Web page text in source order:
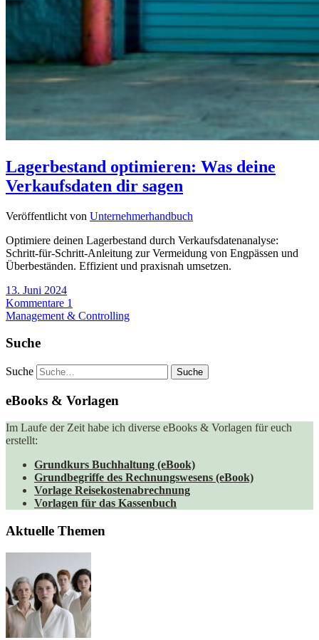
Lagerbestand optimieren: Was deine
Verkaufsdaten dir sagen
Veröffentlicht von Unternehmerhandbuch
Optimiere deinen Lagerbestand durch Verkaufsdatenanalyse:
Schritt-für-Schritt-Anleitung zur Vermeidung von Engpässen und
Überbeständen. Effizient und praxisnah umsetzen.
13. Juni 2024
Kommentare 1
Management & Controlling
Suche
Suche
eBooks & Vorlagen
Im Laufe der Zeit habe ich diverse eBooks & Vorlagen für euch
erstellt:
Grundkurs Buchhaltung (eBook)
Grundbegriffe des Rechnungswesens (eBook)
Vorlage Reisekostenabrechnung
Vorlagen für das Kassenbuch
Aktuelle Themen